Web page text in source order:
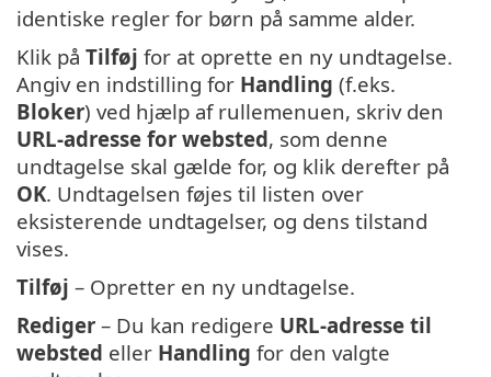
identiske regler for børn på samme alder.
Klik på Tilføj for at oprette en ny undtagelse.
Angiv en indstilling for Handling (f.eks.
Bloker) ved hjælp af rullemenuen, skriv den
URL-adresse for websted, som denne
undtagelse skal gælde for, og klik derefter på
OK. Undtagelsen føjes til listen over
eksisterende undtagelser, og dens tilstand
vises.
Tilføj – Opretter en ny undtagelse.
Rediger – Du kan redigere URL-adresse til
websted eller Handling for den valgte